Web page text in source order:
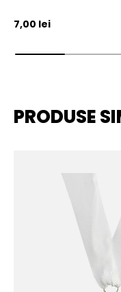
Pret initial
7,00 lei
PRODUSE